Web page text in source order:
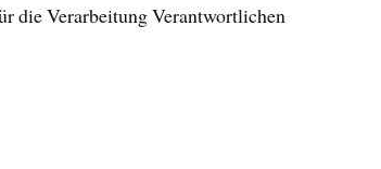
die Verarbeitung Verantwortlichen